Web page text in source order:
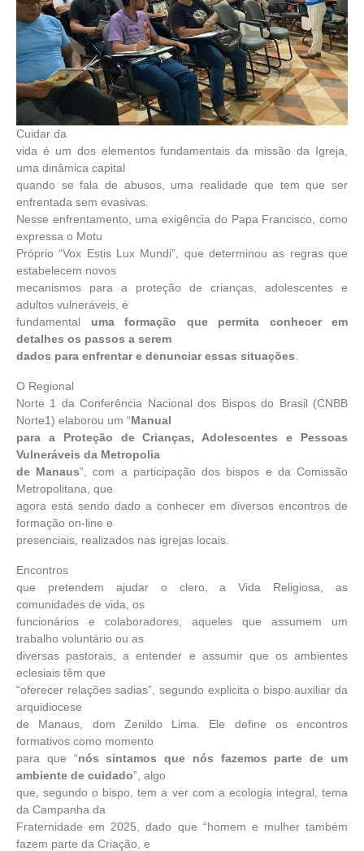
Cuidar da
vida é um dos elementos fundamentais da missão da Igreja,
uma dinâmica capital
quando se fala de abusos, uma realidade que tem que ser
enfrentada sem evasivas.
Nesse enfrentamento, uma exigência do Papa Francisco, como
expressa o Motu
Próprio “Vox Estis Lux Mundi”, que determinou as regras que
estabelecem novos
mecanismos para a proteção de crianças, adolescentes e
adultos vulneráveis, é
fundamental uma formação que permita conhecer em
detalhes os passos a serem
dados para enfrentar e denunciar essas situações
O Regional
Norte 1 da Conferência Nacional dos Bispos do Brasil (CNBB
Norte1) elaborou um “Manual
para a Proteção de Crianças, Adolescentes e Pessoas
Vulneráveis da Metropolia
de Manaus”, com a participação dos bispos e da Comissão
Metropolitana, que
agora está sendo dado a conhecer em diversos encontros de
formação on-line e
presenciais, realizados nas igrejas locais.
Encontros
que pretendem ajudar o clero, a Vida Religiosa, as
comunidades de vida, os
funcionários e colaboradores, aqueles que assumem um
trabalho voluntário ou as
diversas pastorais, a entender e assumir que os ambientes
eclesiais têm que
“oferecer relações sadias”, segundo explicita o bispo auxiliar da
arquidiocese
de Manaus, dom Zenildo Lima. Ele define os encontros
formativos como momento
para que “nós sintamos que nós fazemos parte de um
ambiente de cuidado”, algo
que, segundo o bispo, tem a ver com a ecologia integral, tema
da Campanha da
Fraternidade em 2025, dado que “homem e mulher também
fazem parte da Criação, e